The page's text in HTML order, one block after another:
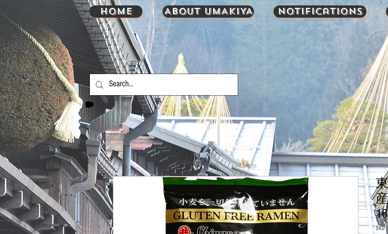
SKU
HOME About UMAKIYA Notifications